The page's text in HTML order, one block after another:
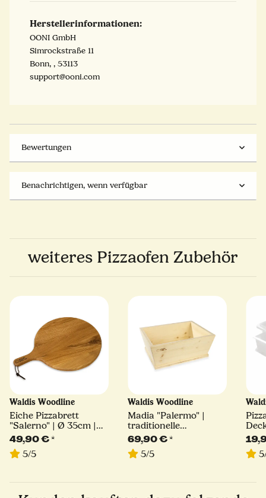
Herstellerinformationen:
OONI GmbH
Simrockstraße 11
Bonn, , 53113
support@ooni.com
Bewertungen
Benachrichtigen, wenn verfügbar
weiteres Pizzaofen Zubehör
Waldis Woodline
Eiche Pizzabrett
"Salerno" | Ø 35cm |
Waldis
49,90 €*
5/5
Waldis Woodline
Madia "Palermo" |
traditionelle
Teigschüssel | Waldis
69,90 €*
5/5